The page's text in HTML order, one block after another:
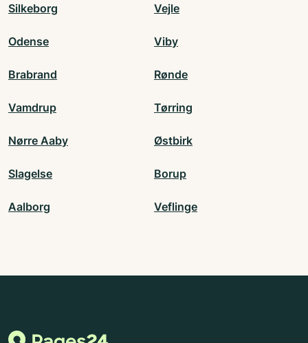
Silkeborg Vejle
Odense Viby
Brabrand Rønde
Vamdrup Tørring
Nørre Aaby Østbirk
Slagelse Borup
Aalborg Veflinge